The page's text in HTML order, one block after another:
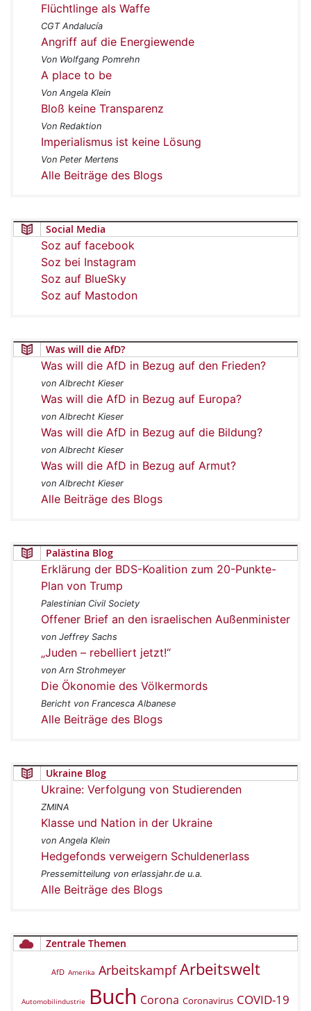
Flüchtlinge als Waffe
CGT Andalucía
Angriff auf die Energiewende
Von Wolfgang Pomrehn
A place to be
Von Angela Klein
Bloß keine Transparenz
Von Redaktion
Imperialismus ist keine Lösung
Von Peter Mertens
Alle Beiträge des Blogs
Social Media
Soz auf facebook
Soz bei Instagram
Soz auf BlueSky
Soz auf Mastodon
Was will die AfD?
Was will die AfD in Bezug auf den Frieden?
von Albrecht Kieser
Was will die AfD in Bezug auf Europa?
von Albrecht Kieser
Was will die AfD in Bezug auf die Bildung?
von Albrecht Kieser
Was will die AfD in Bezug auf Armut?
von Albrecht Kieser
Alle Beiträge des Blogs
Palästina Blog
Erklärung der BDS-Koalition zum 20-Punkte-
Plan von Trump
Palestinian Civil Society
Offener Brief an den israelischen Außenminister
von Jeffrey Sachs
„Juden – rebelliert jetzt!“
von Arn Strohmeyer
Die Ökonomie des Völkermords
Bericht von Francesca Albanese
Alle Beiträge des Blogs
Ukraine Blog
Ukraine: Verfolgung von Studierenden
ZMINA
Klasse und Nation in der Ukraine
von Angela Klein
Hedgefonds verweigern Schuldenerlass
Pressemitteilung von erlassjahr.de u.a.
Alle Beiträge des Blogs
Zentrale Themen
AfD Amerika Arbeitskampf Arbeitswelt
Automobilindustrie Buch Corona Coronavirus COVID-19